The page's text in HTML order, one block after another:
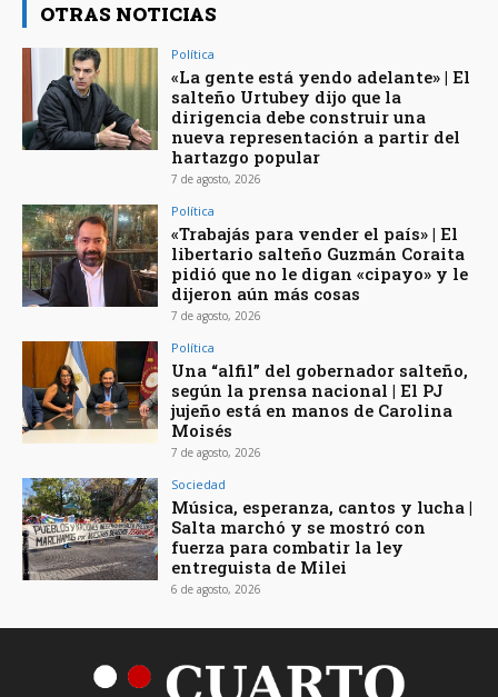
OTRAS NOTICIAS
Política
«La gente está yendo adelante» | El
salteño Urtubey dijo que la
dirigencia debe construir una
nueva representación a partir del
hartazgo popular
7 de agosto, 2026
Política
«Trabajás para vender el país» | El
libertario salteño Guzmán Coraita
pidió que no le digan «cipayo» y le
dijeron aún más cosas
7 de agosto, 2026
Política
Una “alfil” del gobernador salteño,
según la prensa nacional | El PJ
jujeño está en manos de Carolina
Moisés
7 de agosto, 2026
Sociedad
Música, esperanza, cantos y lucha |
Salta marchó y se mostró con
fuerza para combatir la ley
entreguista de Milei
6 de agosto, 2026